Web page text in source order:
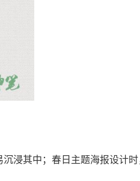
浸其中；春日主题海报设计